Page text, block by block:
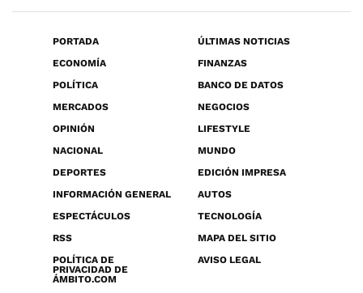
PORTADA
ÚLTIMAS NOTICIAS
ECONOMÍA
FINANZAS
POLÍTICA
BANCO DE DATOS
MERCADOS
NEGOCIOS
OPINIÓN
LIFESTYLE
NACIONAL
MUNDO
DEPORTES
EDICIÓN IMPRESA
INFORMACIÓN GENERAL
AUTOS
ESPECTÁCULOS
TECNOLOGÍA
RSS
MAPA DEL SITIO
POLÍTICA DE
PRIVACIDAD DE
ÁMBITO.COM
AVISO LEGAL